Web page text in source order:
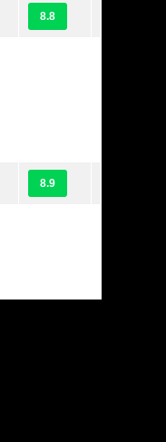
8.8
8.9